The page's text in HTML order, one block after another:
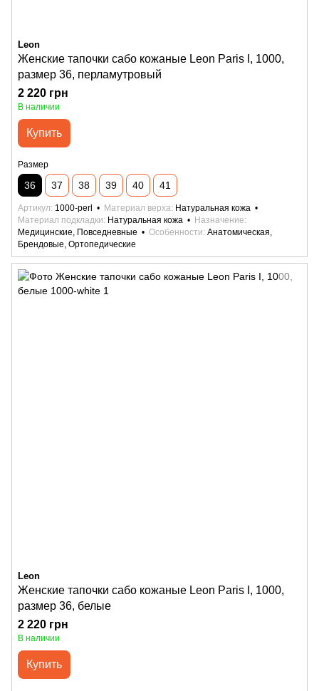
Leon
Женские тапочки сабо кожаные Leon Paris I, 1000,
размер 36, перламутровый
2 220 грн
В наличии
Купить
Размер
36 37 38 39 40 41
Артикул 1000-perl Материал верха Натуральная кожа
Материал подкладки
Натуральная кожа
Назначение
Медицинские, Повседневные
Особенности Анатомическая,
Брендовые, Ортопедические
Leon
Женские тапочки сабо кожаные Leon Paris I, 1000,
размер 36, белые
2 220 грн
В наличии
Купить